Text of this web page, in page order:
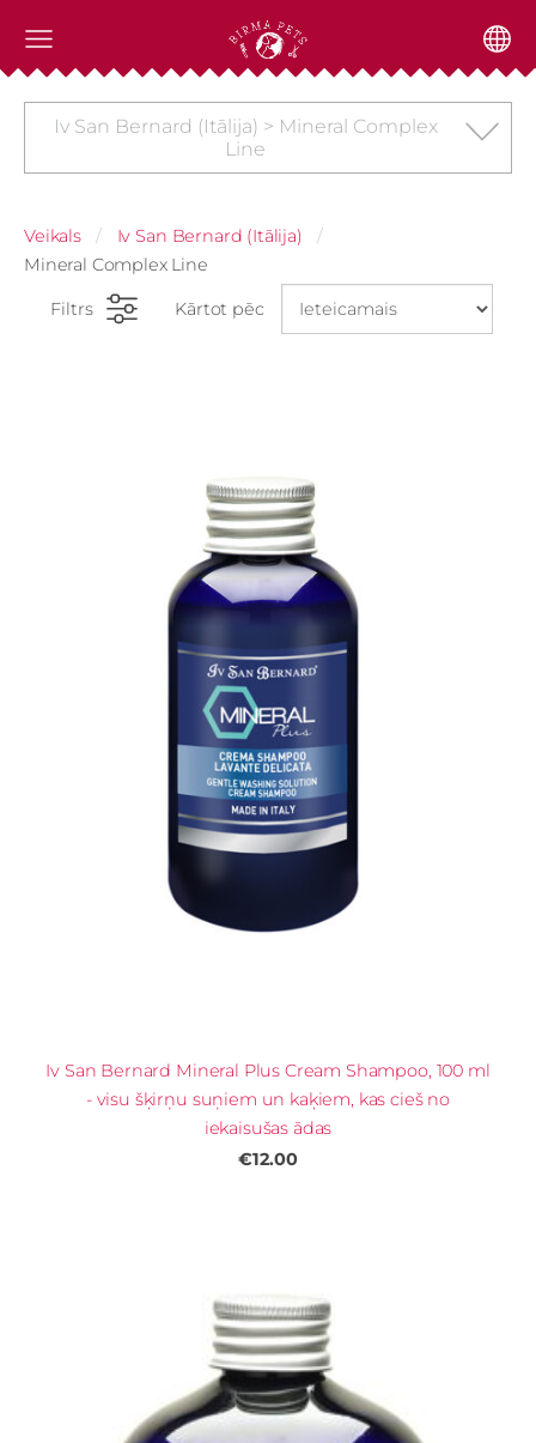
Iv San Bernard (Itālija) > Mineral Complex
Line
Veikals
Iv San Bernard (Itālija)
Mineral Complex Line
Filtrs Kārtot pēc
Iv San Bernard Mineral Plus Cream Shampoo, 100 ml
- visu šķirņu suņiem un kaķiem, kas cieš no
iekaisušas ādas
€12.00